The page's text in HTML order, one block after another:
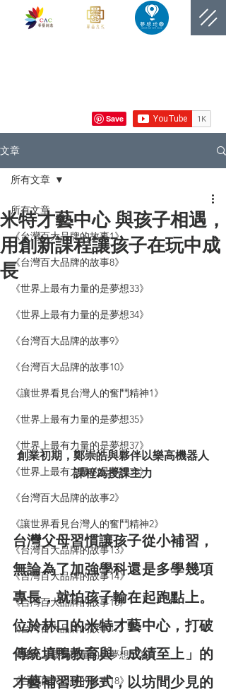
文章
所有文章
《台灣百大品牌的故事1》
《台灣百大品牌的故事8》
《世界上最有力量的是夢想33》
《世界上最有力量的是夢想34》
《台灣百大品牌的故事9》
《台灣百大品牌的故事10》
《讓世界看見台灣人的奮鬥精神1》
《世界上最有力量的是夢想35》
《世界上最有力量的是夢想37》
《世界上最有力量的是夢想38》
《台灣百大品牌的故事2》
《讓世界看見台灣人的奮鬥精神2》
《台灣百大品牌的故事13》
《台灣百大品牌的故事14》
《台灣百大品牌的故事16》
《台灣百大品牌的故事17》
《世界上最有力量的是夢想39》
《台灣百大品牌的故事18》
所有文章
米特才藝中心 與孩子相遇，
用創新課程讓孩子在玩中成
長
創業初期，鄭崇皓與夥伴以樂高機器人
課程為授課主力
台灣父母習慣讓孩子從小補習，
無論為了加強學科還是多學幾項
專長，就怕孩子輸在起跑點上。
位於林口的米特才藝中心，打破
傳統填鴨教育與「成績至上」的
才藝補習班形式，以坊間少見的